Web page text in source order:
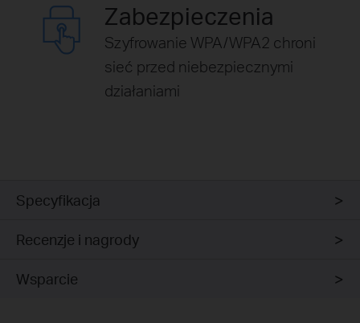
Zabezpieczenia
Szyfrowanie WPA/WPA2 chroni
sieć przed niebezpiecznymi
działaniami
Specyfikacja
Recenzje i nagrody
Wsparcie